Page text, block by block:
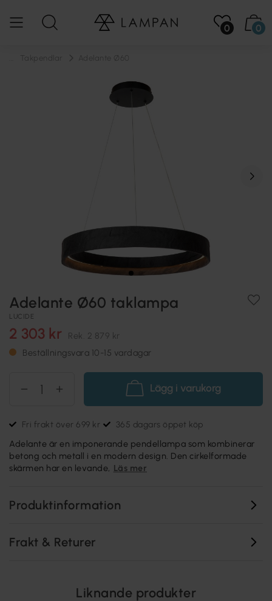
0 0
Adelante Ø60 taklampa
LUCIDE
2 303 kr Rek. 2 879 kr
Beställningsvara 10-15 vardagar
Lägg i varukorg
Fri frakt över 699 kr 365 dagars öppet köp
Adelante är en imponerande pendellampa som kombinerar
betong och metall i en modern design. Den cirkelformade
skärmen har en levande, Läs mer
Produktinformation
Frakt & Returer
Liknande produkter